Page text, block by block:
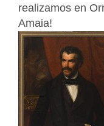
realizamos en
Amaia!